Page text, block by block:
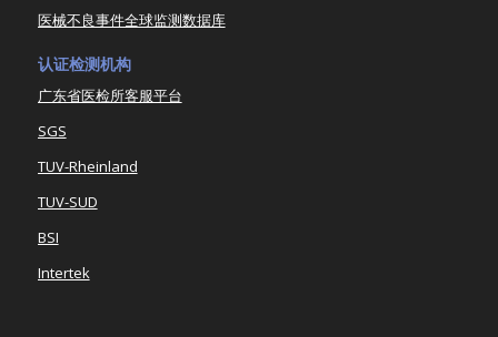
医械不良事件全球监测数据库
认证检测机构
广东省医检所客服平台
SGS
TUV-Rheinland
TUV-SUD
BSI
Intertek